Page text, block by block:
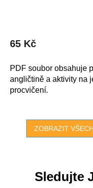
je
5
hvězdiček.
65 Kč
PDF soubor obsahuje
angličtině a aktivity na
procvičení.
ZOBRAZIT
Sledujte